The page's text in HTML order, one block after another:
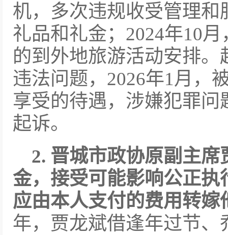
机，多次违规收受管理
礼品和礼金；2024年10
的到外地旅游活动安排
违法问题，2026年1月，
享受的待遇，涉嫌犯罪
起诉。
2. 晋城市政协原副主
金，接受可能影响公正
应由本人支付的费用转嫁
年，贾龙斌借逢年过节